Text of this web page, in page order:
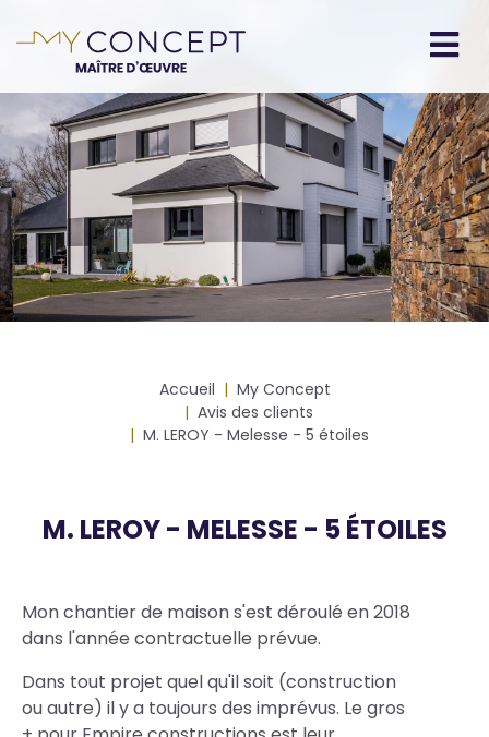
au
principal
principale
d'Ariane
Accueil
My Concept
Avis des clients
M. LEROY - Melesse - 5 étoiles
M. LEROY - MELESSE - 5 ÉTOILES
Body
Mon chantier de maison s'est déroulé en 2018
dans l'année contractuelle prévue.
Dans tout projet quel qu'il soit (construction
ou autre) il y a toujours des imprévus. Le gros